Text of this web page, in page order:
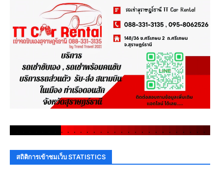
. . . . . . . . . . . . . . . . . . . . . .
สถิติการเข้าชมเว็บ STATISTICS